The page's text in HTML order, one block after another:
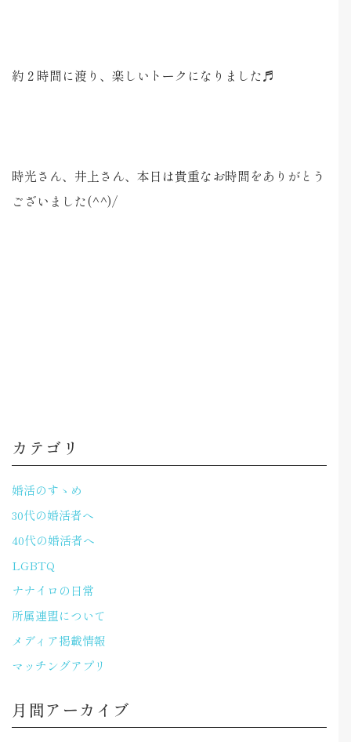
約２時間に渡り、楽しいトークになりました♬
時光さん、井上さん、本日は貴重なお時間をありがとう
ございました(^^)/
カテゴリ
婚活のすゝめ
30代の婚活者へ
40代の婚活者へ
LGBTQ
ナナイロの日常
所属連盟について
メディア掲載情報
マッチングアプリ
月間アーカイブ